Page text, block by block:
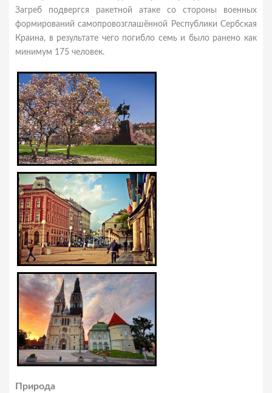
Загреб подвергся ракетной атаке со стороны военных
формирований самопровозглашённой Республики Сербская
Краина, в результате чего погибло семь и было ранено как
минимум 175 человек.
Природа